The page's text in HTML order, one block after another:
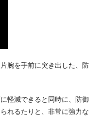
腕を手前に突き出した、防
軽減できると同時に、防御
れるたりと、非常に強力な